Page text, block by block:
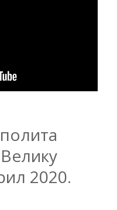
2020.